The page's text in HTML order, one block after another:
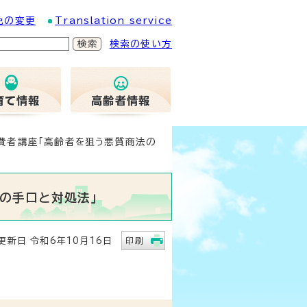
の変更 Translation service
検索の使い方
講座「高齢者を狙う悪質商法の
手口と対処法」
日 令和6年10月16日 印刷